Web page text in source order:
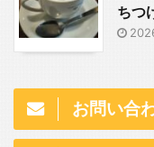
ちつ
お問い合